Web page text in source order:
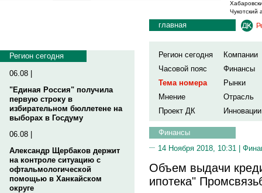
Чукотский
Регион сегодня
06.08 |
"Единая Россия" получила
первую строку в
избирательном бюллетене на
выборах в Госдуму
06.08 |
Александр Щербаков держит
на контроле ситуацию с
офтальмологической
помощью в Ханкайском
округе
главная
Регион сегодня
Компании
Часовой пояс
Финансы
Тема номера
Рынки
Мнение
Отрасль
Проект ДК
Инновации
Финансы
14 Ноября 2018, 10:31 |
Объем выдачи
ипотека"